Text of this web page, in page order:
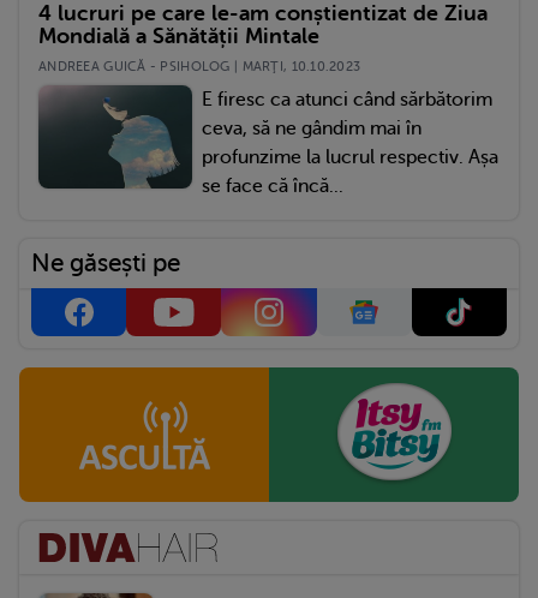
4 lucruri pe care le-am conștientizat de Ziua
Mondială a Sănătății Mintale
ANDREEA GUICĂ - PSIHOLOG | MARŢI, 10.10.2023
E firesc ca atunci când sărbătorim
ceva, să ne gândim mai în
profunzime la lucrul respectiv. Așa
se face că încă...
Ne găsești pe